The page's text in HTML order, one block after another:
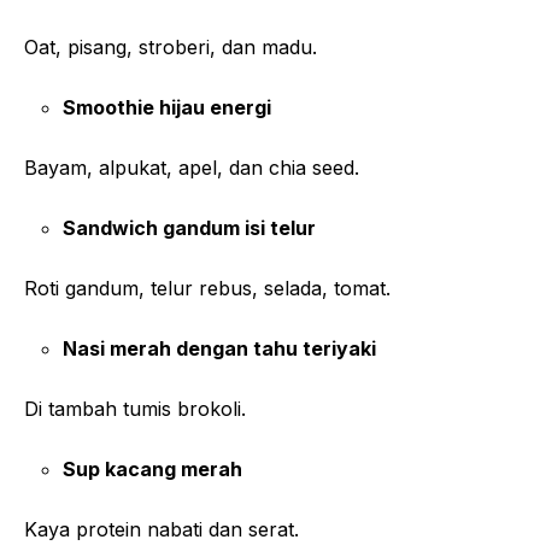
Oat, pisang, stroberi, dan madu.
Smoothie hijau energi
Bayam, alpukat, apel, dan chia seed.
Sandwich gandum isi telur
Roti gandum, telur rebus, selada, tomat.
Nasi merah dengan tahu teriyaki
Di tambah tumis brokoli.
Sup kacang merah
Kaya protein nabati dan serat.